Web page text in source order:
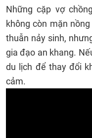
Những cặp vợ
không còn mặn
thuẫn nảy sinh,
gia đạo an khang.
du lịch để thay đổi
cảm.